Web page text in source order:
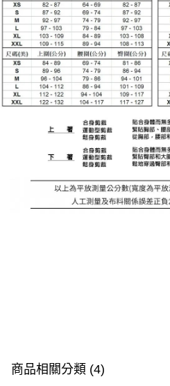
商品相關分類 (4)